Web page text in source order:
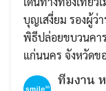
บุญเสงี่ยม รองผู้ว่
พิธีปล่อยขบวนคา
แก่นนคร จังหวัดข
ทีมงาน